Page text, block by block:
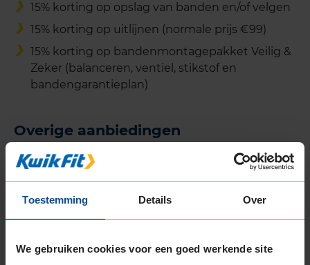
Toestemming Details Over
We gebruiken cookies voor een goed werkende site
15% korting op opslag van banden en/of velgen
15% korting op uitlijnen (normale prijs €99)
15% korting op bandenmontagepakket Veilig &
Zeker (balanceren, ventiel, stikstof en
bandengarantieplan)
Overige aanbiedingen
Gratis APK bij een grote beurt